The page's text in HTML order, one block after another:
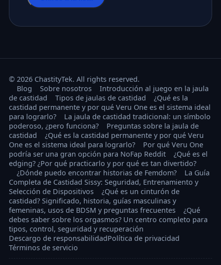
© 2026 ChastityTek. All rights reserved.
Blog
Sobre nosotros
Introducción al juego en la jaula
de castidad
Tipos de jaulas de castidad
¿Qué es la
castidad permanente y por qué Veru One es el sistema ideal
para lograrlo?
La jaula de castidad tradicional: un símbolo
poderoso, ¿pero funciona?
Preguntas sobre la jaula de
castidad
¿Qué es la castidad permanente y por qué Veru
One es el sistema ideal para lograrlo?
Por qué Veru One
podría ser una gran opción para NoFap Reddit
¿Qué es el
edging? ¿Por qué practicarlo y por qué es tan divertido?
¿Dónde puedo encontrar historias de Femdom?
La Guía
Completa de Castidad Sissy: Seguridad, Entrenamiento y
Selección de Dispositivos
¿Qué es un cinturón de
castidad? Significado, historia, guías masculinas y
femeninas, usos de BDSM y preguntas frecuentes
¿Qué
debes saber sobre los orgasmos? Un centro completo para
tipos, control, seguridad y recuperación
Descargo de responsabilidadPolítica de privacidad
Términos de servicio